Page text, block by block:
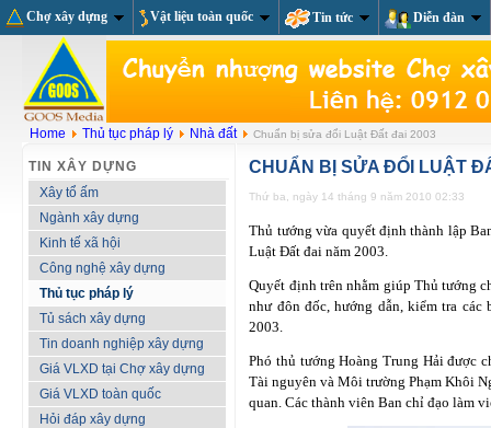
Chợ xây dựng Vật liệu toàn quốc Tin tức Diễn đàn
Home Thủ tục pháp lý Nhà đất Chuẩn bị sửa đổi Luật Đất đai 2003
TIN XÂY DỰNG
Xây tổ ấm
Ngành xây dựng
Kinh tế xã hội
Công nghệ xây dựng
Thủ tục pháp lý
Tủ sách xây dựng
Tin doanh nghiệp xây dựng
Giá VLXD tại Chợ xây dựng
Giá VLXD toàn quốc
Hỏi đáp xây dựng
CHUẨN BỊ SỬA ĐỔI LUẬT
Thứ ba, ngày 14 tháng 9 năm 2010 02:33
Thủ tướng vừa quyết định thành lập
Luật Đất đai năm 2003.
Quyết định trên nhằm giúp Thủ tướng
như đôn đốc, hướng dẫn, kiểm tra
2003.
Phó thủ tướng Hoàng Trung Hải được
Tài nguyên và Môi trường Phạm Khôi
quan. Các thành viên Ban chỉ đạo làm